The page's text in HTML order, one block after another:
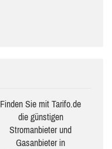
Finden Sie mit Tarifo.de
die güns­ti­gen
Stromanbieter und
Gasanbieter in